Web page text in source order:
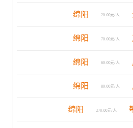
绵阳 20.00元/人
绵阳 70.00元/人
绵阳 60.00元/人
绵阳 80.00元/人
绵阳 270.00元/人